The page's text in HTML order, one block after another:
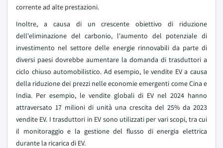
corrente ad alte prestazioni.
Inoltre, a causa di un crescente obiettivo di riduzione
dell'eliminazione del carbonio, l'aumento del potenziale di
investimento nel settore delle energie rinnovabili da parte di
diversi paesi dovrebbe aumentare la domanda di trasduttori a
ciclo chiuso automobilistico. Ad esempio, le vendite EV a causa
della riduzione dei prezzi nelle economie emergenti come Cina e
India. Per esempio, le vendite globali di EV nel 2024 hanno
attraversato 17 milioni di unità una crescita del 25% da 2023
vendite EV. I trasduttori in EV sono utilizzati per vari scopi, tra cui
il monitoraggio e la gestione del flusso di energia elettrica
durante la ricarica di EV.